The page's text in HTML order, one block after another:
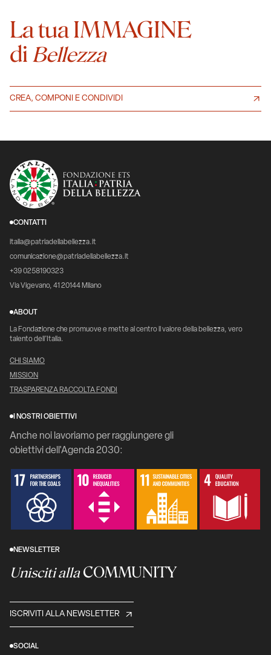
La tua IMMAGINE
di Bellezza
CREA, COMPONI E CONDIVIDI
CONTATTI
italia@patriadellabellezza.it
comunicazione@patriadellabellezza.it
+39 0258190323
Via Vigevano, 41 20144 Milano
ABOUT
La Fondazione che promuove e mette al centro il valore della bellezza, vero
talento dell’Italia.
CHI SIAMO
MISSION
TRASPARENZA RACCOLTA FONDI
I NOSTRI OBIETTIVI
Anche noi lavoriamo per raggiungere gli
obiettivi dell'Agenda 2030:
NEWSLETTER
Unisciti allaCOMMUNITY
ISCRIVITI ALLA NEWSLETTER
SOCIAL